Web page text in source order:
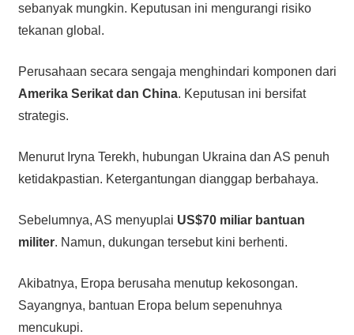
sebanyak mungkin. Keputusan ini mengurangi risiko
tekanan global.
Perusahaan secara sengaja menghindari komponen dari
Amerika Serikat dan China. Keputusan ini bersifat
strategis.
Menurut Iryna Terekh, hubungan Ukraina dan AS penuh
ketidakpastian. Ketergantungan dianggap berbahaya.
Sebelumnya, AS menyuplai US$70 miliar bantuan
militer. Namun, dukungan tersebut kini berhenti.
Akibatnya, Eropa berusaha menutup kekosongan.
Sayangnya, bantuan Eropa belum sepenuhnya
mencukupi.